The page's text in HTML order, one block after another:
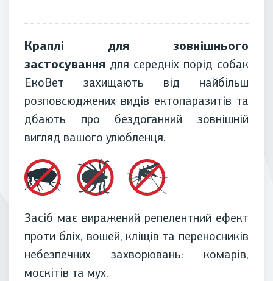
Краплі для зовнішнього
застосування для середніх порід собак
ЕкоВет захищають від найбільш
розповсюджених видів ектопаразитів та
дбають про бездоганний зовнішній
вигляд вашого улюбленця.
Засіб має виражений репелентний ефект
проти бліх, вошей, кліщів та переносників
небезпечних захворювань: комарів,
москітів та мух.